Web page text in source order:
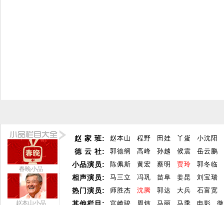
春晚小品
赵本山小品
赵 家 班:
德 云 社:
小品演员:
相声演员:
热门演员:
赵本山 程野 田娃 丫蛋
小沈阳
郭德纲
高峰 孙越 候震
岳云鹏
陈佩斯
黄宏 蔡明 贾玲
郭冬临
马三立
冯巩 苗阜 姜昆
刘宝瑞
师胜杰
沈腾 郭达 大兵
石富宽
宫崎骏
周炜 马丽 马季 电影